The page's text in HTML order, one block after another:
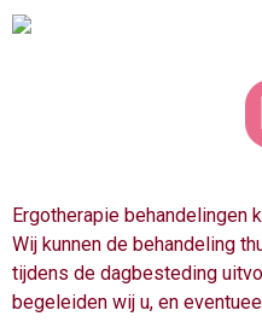
Ergotherapie behandelingen
Wij kunnen de behandeling
tijdens de dagbesteding
begeleiden wij u, en